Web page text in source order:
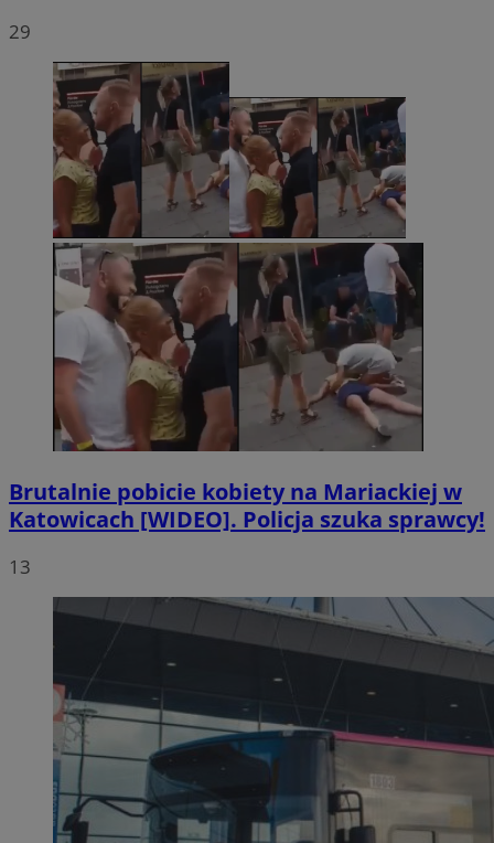
29
Brutalnie pobicie kobiety na Mariackiej w
Katowicach [WIDEO]. Policja szuka sprawcy!
13